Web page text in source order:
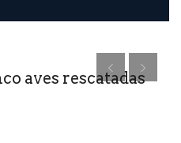
aves rescatadas